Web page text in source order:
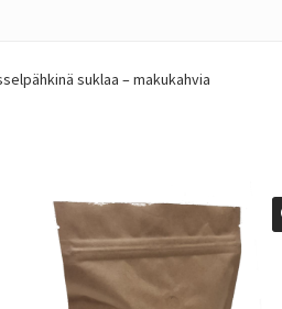
suklaa – makukahvia